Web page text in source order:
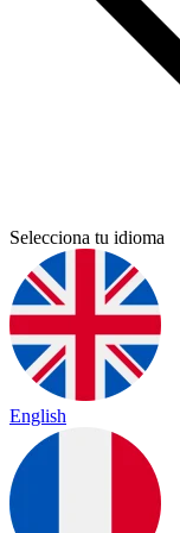
Selecciona tu idioma
English